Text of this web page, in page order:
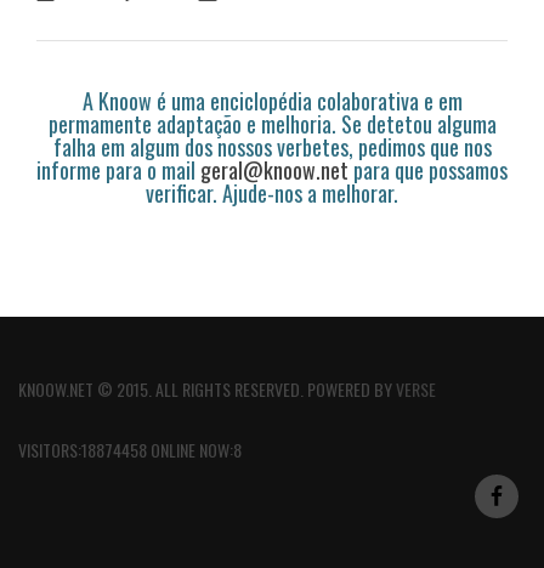
A Knoow é uma enciclopédia colaborativa e em
permamente adaptação e melhoria. Se detetou alguma
falha em algum dos nossos verbetes, pedimos que nos
informe para o mail geral@knoow.netpara que possamos
verificar. Ajude-nos a melhorar.
KNOOW.NET © 2015. ALL RIGHTS RESERVED. POWERED BYVERSE
VISITORS:18874458 ONLINE NOW:8